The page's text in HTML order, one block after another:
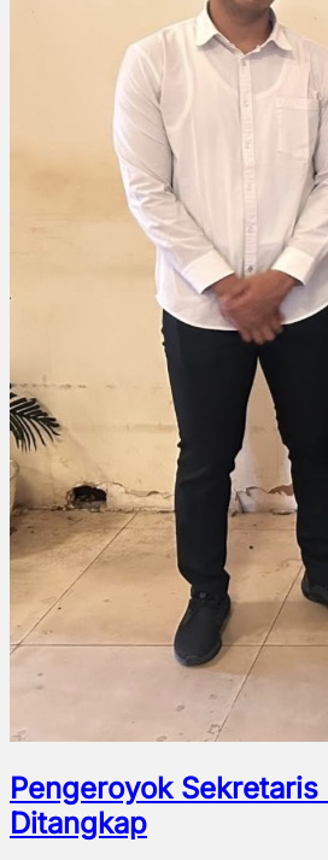
Pengeroyok Sekretaris
Ditangkap